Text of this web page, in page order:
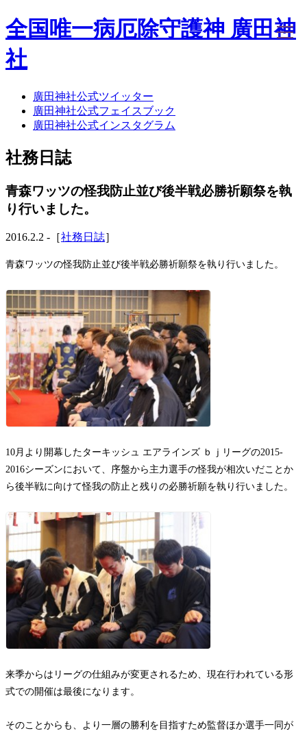
全国唯一病厄除守護神 廣田神
社
ホーム
社務日誌
お知らせ
年間祭事のご案内
お願いごと
神前結婚式
ご相談
採用情報
八甲田山神社
海葬
古墳型合葬
奉祝記念事業
お問い合わせ
廣田神社公式ツイッター
廣田神社公式フェイスブック
廣田神社公式インスタグラム
社務日誌
青森ワッツの怪我防止並び後半戦必勝祈願祭を執
り行いました。
2016.2.2 -［社務日誌］
青森ワッツの怪我防止並び後半戦必勝祈願祭を執り行いました。
10月より開幕したターキッシュ エアラインズ ｂｊリーグの2015‐
2016シーズンにおいて、序盤から主力選手の怪我が相次いだことか
ら後半戦に向けて怪我の防止と残りの必勝祈願を執り行いました。
来季からはリーグの仕組みが変更されるため、現在行われている形
式での開催は最後になります。
そのことからも、より一層の勝利を目指すため監督ほか選手一同が